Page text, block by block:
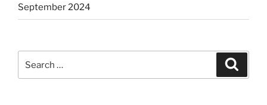
September 2024
for: